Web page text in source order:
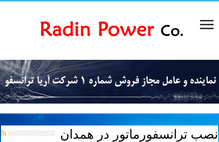
نصب ترانسفورماتور در همدان